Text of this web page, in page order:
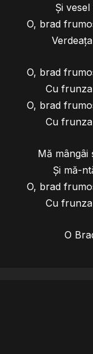
Și
O, brad
O, brad
Cu
O, brad
Cu
Mă mângâi
Și mă-
O, brad
Cu
O